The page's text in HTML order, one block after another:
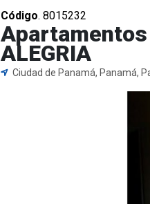
Código. 8015232
Apartamentos
ALEGRIA
Ciudad de Panamá, Panamá,